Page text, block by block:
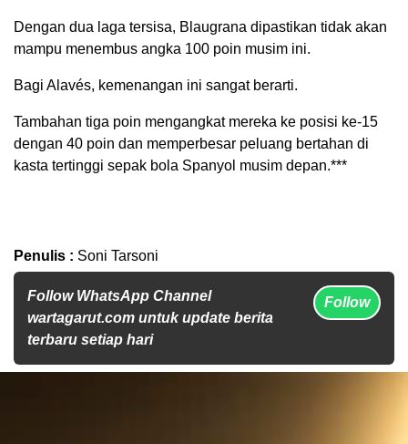
Dengan dua laga tersisa, Blaugrana dipastikan tidak akan
mampu menembus angka 100 poin musim ini.
Bagi Alavés, kemenangan ini sangat berarti.
Tambahan tiga poin mengangkat mereka ke posisi ke-15
dengan 40 poin dan memperbesar peluang bertahan di
kasta tertinggi sepak bola Spanyol musim depan.***
Penulis : Soni Tarsoni
Follow WhatsApp Channel
wartagarut.com untuk update berita
terbaru setiap hari
Follow